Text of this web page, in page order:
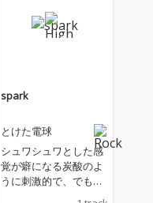
spark
とけた電球
シュワシュワとした感
覚が癖になる炭酸のよ
うに刺激的で、でもい
つか消えてしまいそう